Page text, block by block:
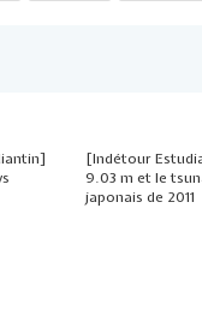
[Indétour
9.03 m et le
japonais de 2011